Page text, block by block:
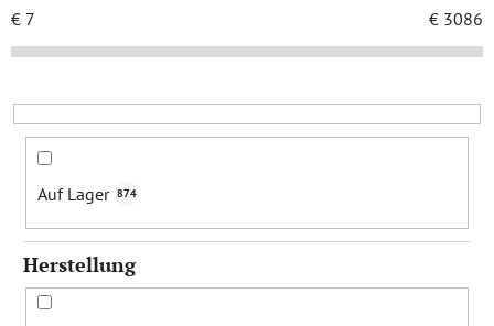
k
t
o
r
u
€ 7 € 3086
Auf Lager 874
Herstellung